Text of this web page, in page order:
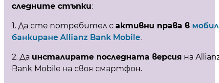
следните стъпки:
1. Да сте потребител с активни права в
банкиране Allianz Bank Mobile.
2. Да инсталирате последната версия на
Bank Mobile на своя смартфон.